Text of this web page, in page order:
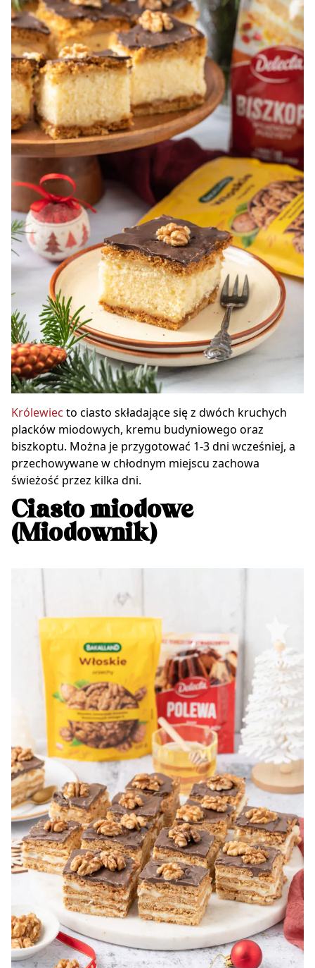
Królewiec to ciasto składające się z dwóch kruchych
placków miodowych, kremu budyniowego oraz
biszkoptu. Można je przygotować 1-3 dni wcześniej, a
przechowywane w chłodnym miejscu zachowa
świeżość przez kilka dni.
Ciasto miodowe
(Miodownik)